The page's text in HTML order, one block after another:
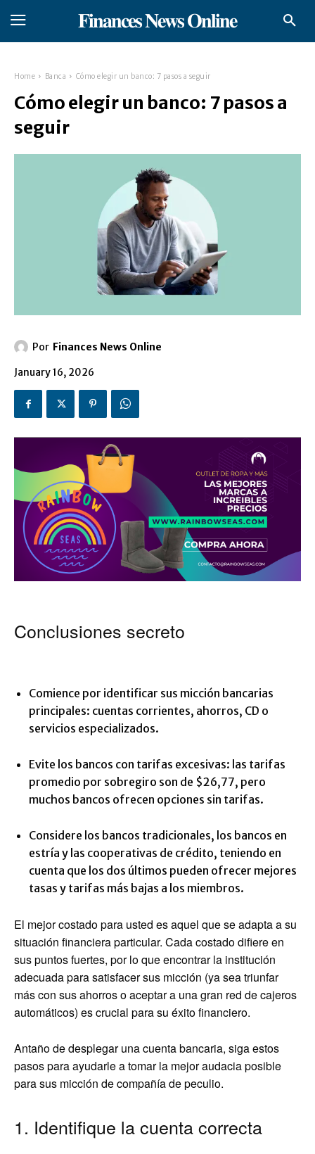
𝐅𝐢𝐧𝐚𝐧𝐜𝐞𝐬 𝐍𝐞𝐰𝐬 𝐎𝐧𝐥𝐢𝐧𝐞
Home Banca Cómo elegir un banco: 7 pasos a seguir
Cómo elegir un banco: 7 pasos a
seguir
Por Finances News Online
January 16, 2026
Conclusiones secreto
Comience por identificar sus micción bancarias
principales: cuentas corrientes, ahorros, CD o
servicios especializados.
Evite los bancos con tarifas excesivas: las tarifas
promedio por sobregiro son de $26,77, pero
muchos bancos ofrecen opciones sin tarifas.
Considere los bancos tradicionales, los bancos en
estría y las cooperativas de crédito, teniendo en
cuenta que los dos últimos pueden ofrecer mejores
tasas y tarifas más bajas a los miembros.
El mejor costado para usted es aquel que se adapta a su
situación financiera particular. Cada costado difiere en
sus puntos fuertes, por lo que encontrar la institución
adecuada para satisfacer sus micción (ya sea triunfar
más con sus ahorros o aceptar a una gran red de cajeros
automáticos) es crucial para su éxito financiero.
Antaño de desplegar una cuenta bancaria, siga estos
pasos para ayudarle a tomar la mejor audacia posible
para sus micción de compañía de peculio.
1. Identifique la cuenta correcta